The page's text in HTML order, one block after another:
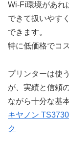
Wi-Fi環境があれ
できて扱いやす
できます。
特に低価格でコ
プリンターは使
が、実績と信頼
ながら十分な基
キヤノン
ク